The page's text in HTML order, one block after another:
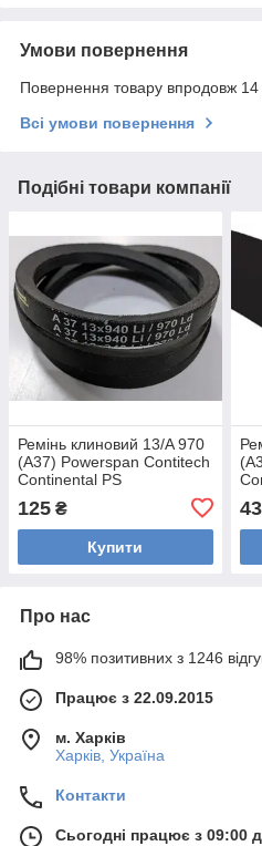
Умови повернення
Повернення товару впродовж 14
Всі умови повернення
Подібні товари компанії
Ремінь клиновий 13/A 970
(A37) Powerspan Contitech
Continental PS
125 ₴
Купити
Про нас
98% позитивних з 1246
Працює з 22.09.2015
м. Харків
Харків, Україна
Контакти
Сьогодні працює з 09:00